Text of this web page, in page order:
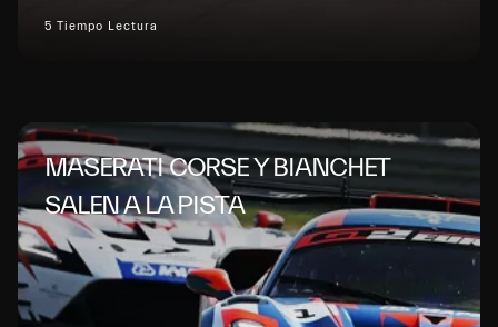
5 Tiempo Lectura
MASERATI CORSE Y BIANCHET
SALEN A LA PISTA